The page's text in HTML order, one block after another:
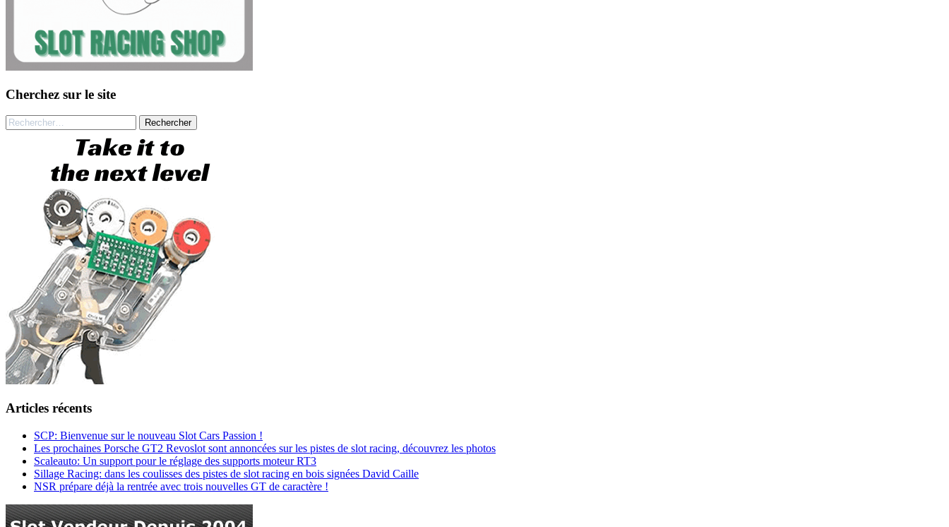
Cherchez sur le site
Rechercher :
Articles récents
SCP: Bienvenue sur le nouveau Slot Cars Passion !
Les prochaines Porsche GT2 Revoslot sont annoncées sur les pistes de slot racing, découvrez les photos
Scaleauto: Un support pour le réglage des supports moteur RT3
Sillage Racing: dans les coulisses des pistes de slot racing en bois signées David Caille
NSR prépare déjà la rentrée avec trois nouvelles GT de caractère !